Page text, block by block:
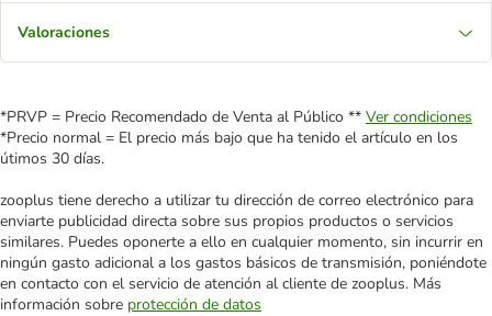
Valoraciones
*PRVP = Precio Recomendado de Venta al Público ** Ver condiciones
*Precio normal = El precio más bajo que ha tenido el artículo en los
útimos 30 días.
zooplus tiene derecho a utilizar tu dirección de correo electrónico para
enviarte publicidad directa sobre sus propios productos o servicios
similares. Puedes oponerte a ello en cualquier momento, sin incurrir en
ningún gasto adicional a los gastos básicos de transmisión, poniéndote
en contacto con el servicio de atención al cliente de zooplus. Más
información sobre protección de datos